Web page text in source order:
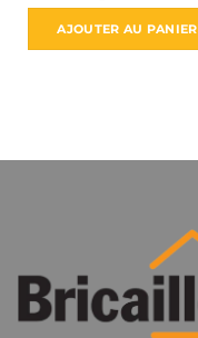
AJOUTER AU PANIER